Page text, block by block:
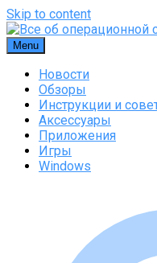
Skip to content
Menu
Новости
Обзоры
Инструкции и
Аксессуары
Приложения
Игры
Windows